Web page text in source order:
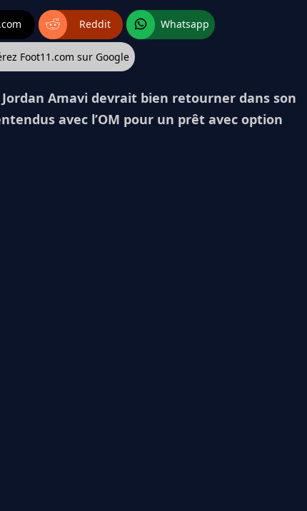
Reddit Whatsapp
Foot11.com sur Google
Amavi devrait bien retourner dans son
avec l’OM pour un prêt avec option